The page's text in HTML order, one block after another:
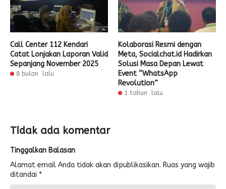
Call Center 112 Kendari
Catat Lonjakan Laporan Valid
Sepanjang November 2025
8 bulan lalu
Kolaborasi Resmi dengan
Meta, Socialchat.id Hadirkan
Solusi Masa Depan Lewat
Event “WhatsApp
Revolution”
1 tahun lalu
Tidak ada komentar
Tinggalkan Balasan
Alamat email Anda tidak akan dipublikasikan. Ruas yang wajib
ditandai *